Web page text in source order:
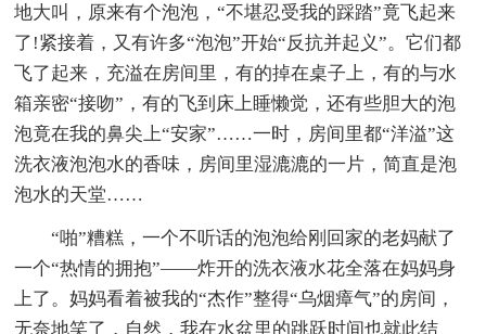
地大叫，原来有个泡泡，“不堪忍受我的踩踏”竟飞起来
了!紧接着，又有许多“泡泡”开始“反抗并起义”。它们都
飞了起来，充溢在房间里，有的掉在桌子上，有的与水
箱亲密“接吻”，有的飞到床上睡懒觉，还有些胆大的泡
泡竟在我的鼻尖上“安家”……一时，房间里都“洋溢”这
洗衣液泡泡水的香味，房间里湿漉漉的一片，简直是泡
泡水的天堂……
“啪”糟糕，一个不听话的泡泡给刚回家的老妈献了
一个“热情的拥抱”——炸开的洗衣液水花全落在妈妈身
上了。妈妈看着被我的“杰作”整得“乌烟瘴气”的房间，
无奈地笑了，自然，我在水盆里的跳跃时间也就此结